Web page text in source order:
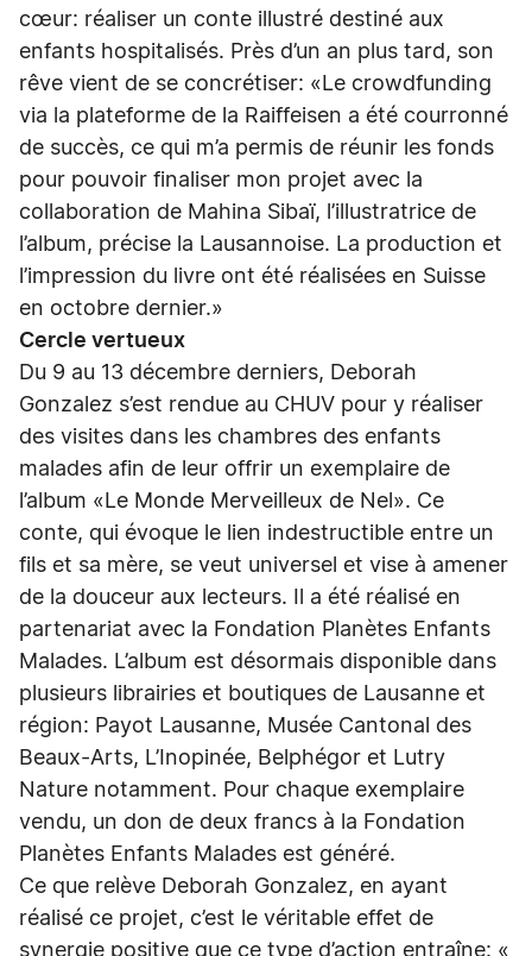
cœur: réaliser un conte illustré destiné aux
enfants hospitalisés. Près d’un an plus tard, son
rêve vient de se concrétiser: «Le crowdfunding
via la plateforme de la Raiffeisen a été courronné
de succès, ce qui m’a permis de réunir les fonds
pour pouvoir finaliser mon projet avec la
collaboration de Mahina Sibaï, l’illustratrice de
l’album, précise la Lausannoise. La production et
l’impression du livre ont été réalisées en Suisse
en octobre dernier.»
Cercle vertueux
Du 9 au 13 décembre derniers, Deborah
Gonzalez s’est rendue au CHUV pour y réaliser
des visites dans les chambres des enfants
malades afin de leur offrir un exemplaire de
l’album «Le Monde Merveilleux de Nel». Ce
conte, qui évoque le lien indestructible entre un
fils et sa mère, se veut universel et vise à amener
de la douceur aux lecteurs. Il a été réalisé en
partenariat avec la Fondation Planètes Enfants
Malades. L’album est désormais disponible dans
plusieurs librairies et boutiques de Lausanne et
région: Payot Lausanne, Musée Cantonal des
Beaux-Arts, L’Inopinée, Belphégor et Lutry
Nature notamment. Pour chaque exemplaire
vendu, un don de deux francs à la Fondation
Planètes Enfants Malades est généré.
Ce que relève Deborah Gonzalez, en ayant
réalisé ce projet, c’est le véritable effet de
synergie positive que ce type d’action entraîne: «